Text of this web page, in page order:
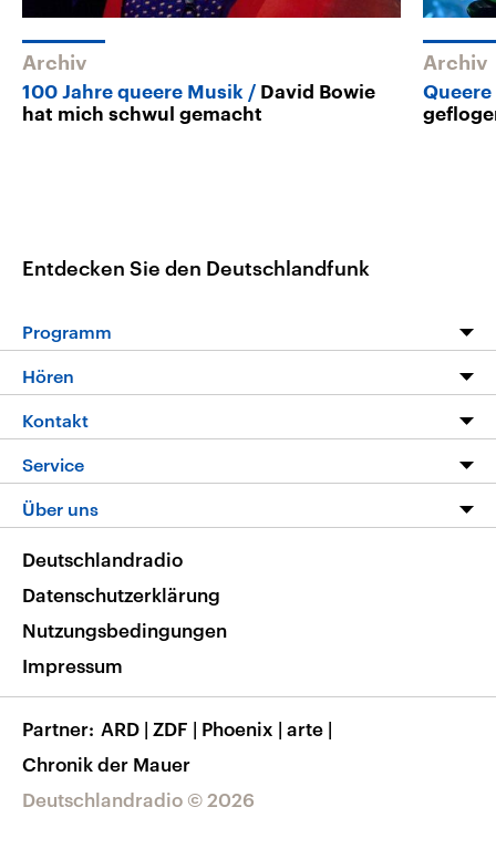
Archiv
100 Jahre queere Musik
David Bowie
hat mich schwul gemacht
Archiv
Queere
Entdecken Sie den Deutschlandfunk
Programm
Programm
Die Nachrichten
Nachrichtenleicht
Neue Beiträge auf dlf.de
Hören
Livestream
Podcasts
Deutschlandfunk App
Nachrichten App
Frequenzen
Kontakt
Hörerservice
Service
FAQ
Veranstaltungen
Musikliste
RSS
Über uns
Barrierefreiheit
Deutschlandradio © 2026
Deutschlandradio
Datenschutzerklärung
Nutzungsbedingungen
Impressum
Partner ARD | ZDF | Phoenix | arte |
Chronik der Mauer